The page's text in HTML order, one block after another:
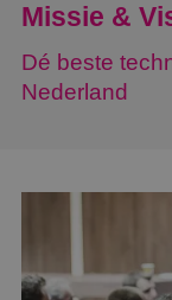
Missie &
Dé beste
Nederland